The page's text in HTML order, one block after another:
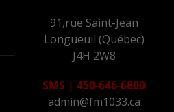
91,rue Saint-Jean
Longueuil (Québec)
J4H 2W8
SMS | 450-646-6800
admin@fm1033.ca